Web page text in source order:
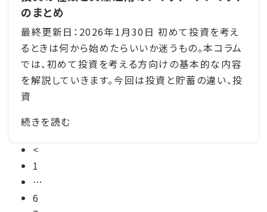
のまとめ
最終更新日：2026年1月30日 初めて投資を考え
るときは何から始めたらいいか迷うもの。本コラム
では、初めて投資を考える方向けの基本的な内容
を解説していきます。今回は投資と貯蓄の違い、投
資
続きを読む
投
稿
の
<
1
…
6